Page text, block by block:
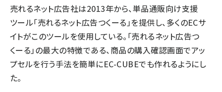
売れるネット広告社は2013年から、単品通販向け支援
ツール「売れるネット広告つくーる」を提供し、多くのECサ
イトがこのツールを使用している。「売れるネット広告つ
くーる」の最大の特徴である、商品の購入確認画面でアッ
プセルを行う手法を簡単にEC-CUBEでも作れるようにし
た。